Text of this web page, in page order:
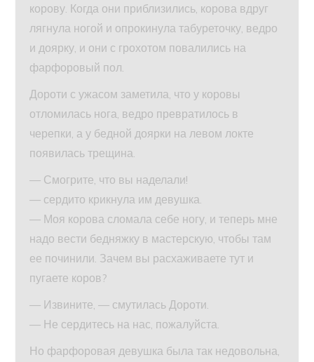
корову. Когда они приблизились, корова вдруг
лягнула ногой и опрокинула табуреточку, ведро
и доярку, и они с грохотом повалились на
фарфоровый пол.
Дороти с ужасом заметила, что у коровы
отломилась нога, ведро превратилось в
черепки, а у бедной доярки на левом локте
появилась трещина.
— Смогрите, что вы наделали!
— сердито крикнула им девушка.
— Моя корова сломала себе ногу, и теперь мне
надо вести бедняжку в мастерскую, чтобы там
ее починили. Зачем вы расхаживаете тут и
пугаете коров?
— Извините, — смутилась Дороти.
— Не сердитесь на нас, пожалуйста.
Но фарфоровая девушка была так недовольна,